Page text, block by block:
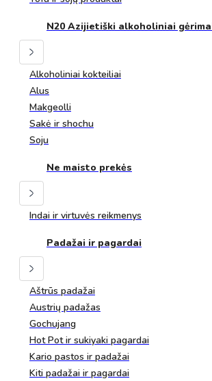
N20 Azijietiški alkoholiniai
Alkoholiniai kokteiliai
Alus
Makgeolli
Sakė ir shochu
Soju
Ne maisto prekės
Indai ir virtuvės reikmenys
Padažai ir pagardai
Aštrūs padažai
Austrių padažas
Gochujang
Hot Pot ir sukiyaki pagardai
Kario pastos ir padažai
Kiti padažai ir pagardai